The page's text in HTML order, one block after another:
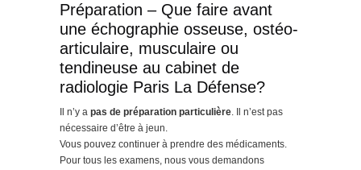
Préparation – Que faire avant
une échographie osseuse, ostéo-
articulaire, musculaire ou
tendineuse au cabinet de
radiologie Paris La Défense?
Il n’y a pas de préparation particulière. Il n’est pas
nécessaire d’être à jeun.
Vous pouvez continuer à prendre des médicaments.
Pour tous les examens, nous vous demandons